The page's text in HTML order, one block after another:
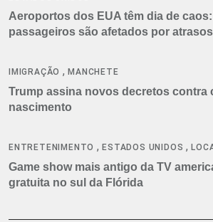
Aeroportos dos EUA têm dia de
passageiros são afetados por
IMIGRAÇÃO ,MANCHETE
Trump assina novos decretos contra
nascimento
ENTRETENIMENTO ,ESTADOS UNIDOS ,
Game show mais antigo da TV
gratuita no sul da Flórida